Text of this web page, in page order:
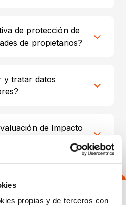
propias y de terceros con
de protección de
de propietarios?
y tratar datos
de Impacto